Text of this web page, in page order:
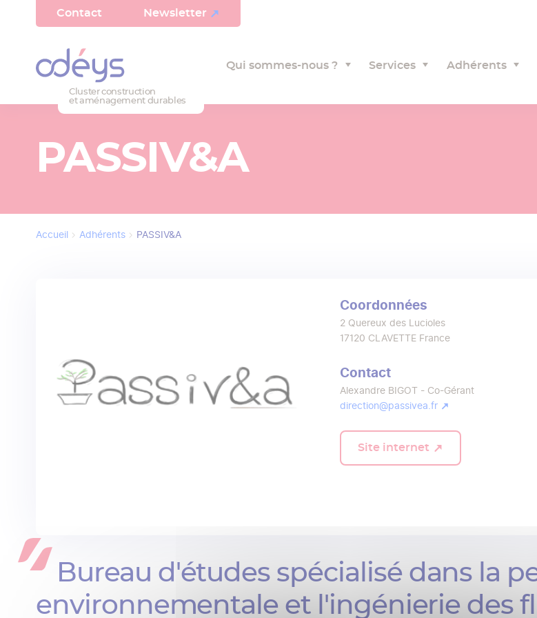
Panneau de gestion des cookies
principal
Haut
de
page
Contact Newsletter
Cluster construction
et aménagement durables
Qui sommes-nous ? Services Adhérents
PASSIV&A
Fil
Accueil Adhérents PASSIV&A
Coordonnées
2 Quereux des Lucioles
17120 CLAVETTE France
Contact
Alexandre BIGOT - Co-Gérant
direction@passivea.fr
Site internet
Bureau d'études spécialisé dans la
environnementale et l'ingénierie des